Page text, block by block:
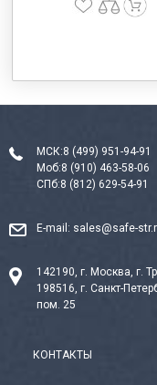
МСК:8 (499) 951-94-91
Моб:8 (910) 463-58-06
СПб:8 (812) 629-54-91
E-mail: sales@safe-
142190, г. Москва, г.
198516, г. Санкт-
пом. 25
КОНТАКТЫ